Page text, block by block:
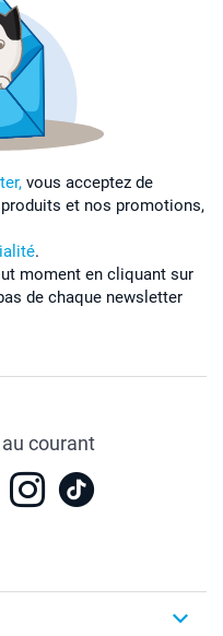
vous acceptez de
et nos promotions,
.
moment en cliquant sur
de chaque newsletter
courant